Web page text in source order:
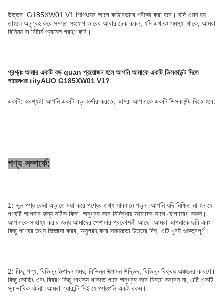
উত্তর: G185XW01 V1 শিপিংয়ের আগে কঠোরভাবে পরীক্ষা করা হবে। যদি এমন হয়,
তাহলে অনুগ্রহ করে সমস্ত সংযোগ তারের আবার চেক করুন, যদি এখনও সমস্যা থাকে, আমরা
বিনিময় বা রিটার্ন প্যানেল গ্রহণ করি।
প্রশ্নঃ আমার একটি বড় quan প্রয়োজন হলে আপনি আমাকে একটি ডিসকাউন্ট দিতে
পারেনএর tityAUO G185XW01 V1?
একটি: অবশ্যই! আপনি একটি বড় অর্ডার করতে, আমরা আপনাকে একটি ডিসকাউন্ট দিতে হবে.
পণ্য সম্পর্কে:
1: ভুল পণ্য কেনা এড়াতে দয়া করে পণ্যের তথ্য সাবধানে পড়ুন।আপনি যদি নিশ্চিত না হন যে
পণ্যটি আপনার জন্য সঠিক কিনা, অনুগ্রহ করে নির্দ্বিধায় আমাদের সাথে যোগাযোগ করুন।
আপনাকে সাহায্য করার জন্য আমাদের পেশাদার প্রকৌশলী আছে।আমরা আপনাকে ছবি এবং
কিছু পণ্যের তথ্য জিজ্ঞাসা করব, অনুগ্রহ করে সময়মতো উত্তর দিন, এটি খুবই গুরুত্বপূর্ণ।
2: কিছু পণ্য, বিভিন্ন উত্পাদন সময়, বিভিন্ন উত্পাদন উদ্ভিদ, বিভিন্ন বিক্রয় অঞ্চলের কারণে।
কিছু কোডিং এবং বিবরণ কিছু পার্থক্য থাকতে পারে.অনুগ্রহ করে চিন্তা করবেন না, এটি একটি
স্বাভাবিক ঘটনা।আমরা গ্যারান্টি দিই যে পণ্যগুলি একই রকম।